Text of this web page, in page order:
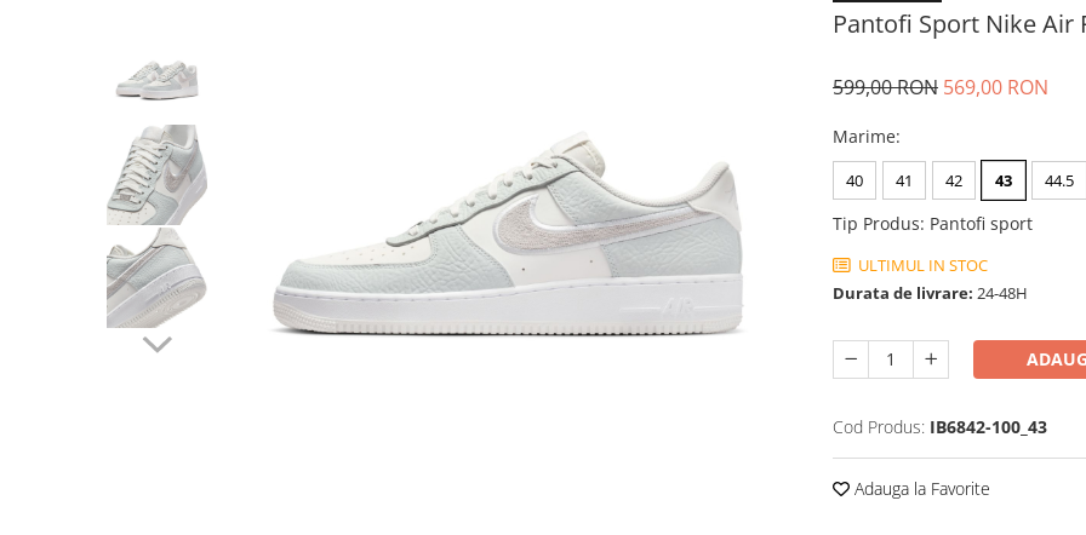
Pantaloni scurti Copii
Ingrijire incaltaminte
Pantofi Sport Nike Air
599,00 RON 569,00 RON
Marime:
40 41 42 43 44.5
Tip Produs: Pantofi sport
ULTIMUL IN STOC
Durata de livrare: 24-48H
Cod Produs: IB6842-100_43
Adauga la Favorite